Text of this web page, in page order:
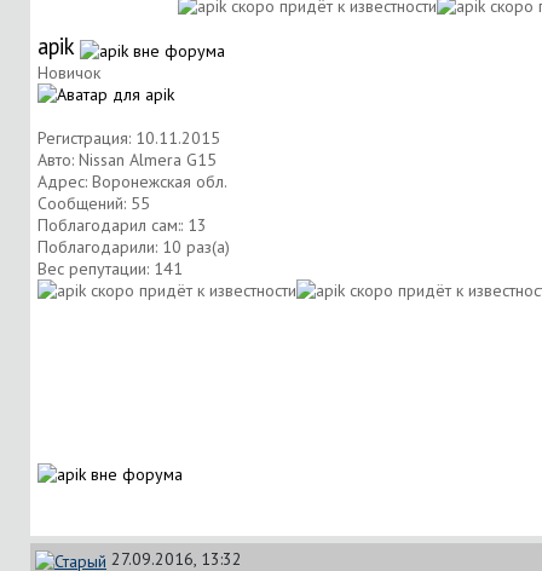
apik
Новичок
Регистрация: 10.11.2015
Авто: Nissan Almera G15
Адрес: Воронежская обл.
Сообщений: 55
Поблагодарил сам:: 13
Поблагодарили: 10 раз(а)
Вес репутации: 141
27.09.2016, 13:32